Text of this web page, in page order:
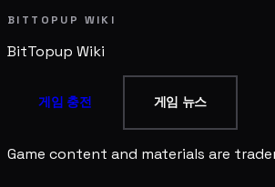
BITTOPUP WIKI
BitTopup Wiki
게임 충전 게임 뉴스
Game content and materials are